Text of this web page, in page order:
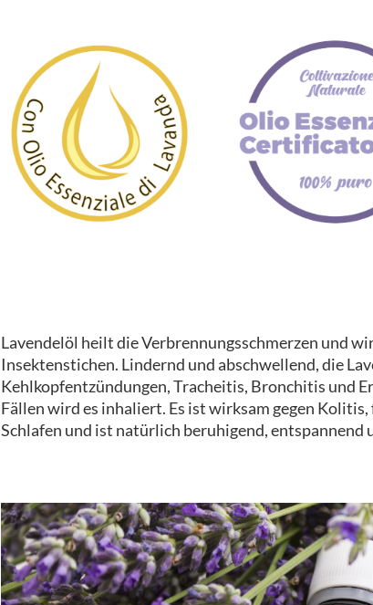
Lavendelöl heilt die Verbrennungsschmerzen und
Insektenstichen. Lindernd und abschwellend, die
Kehlkopfentzündungen, Tracheitis, Bronchitis und
Fällen wird es inhaliert. Es ist wirksam gegen
Schlafen und ist natürlich beruhigend, entspannend